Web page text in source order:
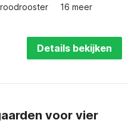
16 meer
Details bekijken
voor vier